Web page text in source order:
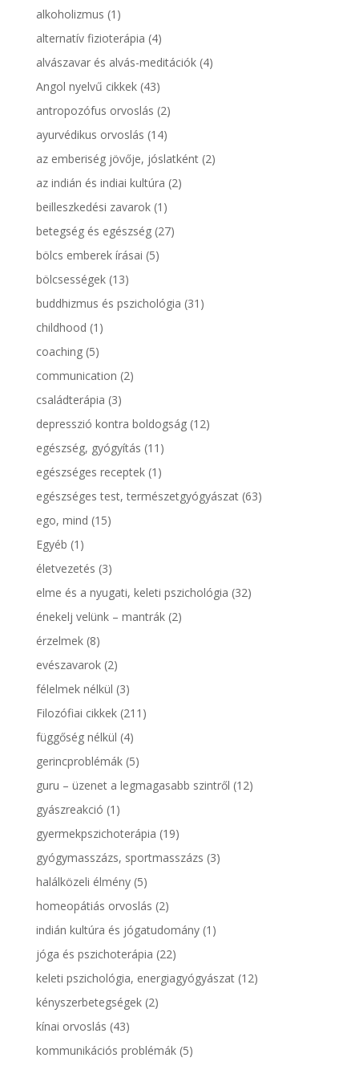
alkoholizmus (1)
alternatív fizioterápia (4)
alvászavar és alvás-meditációk(4)
Angol nyelvű cikkek(43)
antropozófus orvoslás (2)
ayurvédikus orvoslás (14)
az emberiség jövője, jóslatként(2)
az indián és indiai kultúra (2)
beilleszkedési zavarok(1)
betegség és egészség(27)
bölcs emberek írásai (5)
bölcsességek(13)
buddhizmus és pszichológia (31)
childhood (1)
coaching(5)
communication (2)
családterápia (3)
depresszió kontra boldogság(12)
egészség, gyógyítás (11)
egészséges receptek(1)
egészséges test, természetgyógyászat(63)
ego, mind (15)
Egyéb (1)
életvezetés (3)
elme és a nyugati, keleti pszichológia (32)
énekelj velünk – mantrák(2)
érzelmek(8)
evészavarok(2)
félelmek nélkül (3)
Filozófiai cikkek(211)
függőség nélkül (4)
gerincproblémák(5)
guru – üzenet a legmagasabb szintről (12)
gyászreakció (1)
gyermekpszichoterápia (19)
gyógymasszázs, sportmasszázs (3)
halálközeli élmény(5)
homeopátiás orvoslás (2)
indián kultúra és jógatudomány(1)
jóga és pszichoterápia (22)
keleti pszichológia, energiagyógyászat(12)
kényszerbetegségek(2)
kínai orvoslás (43)
kommunikációs problémák(5)